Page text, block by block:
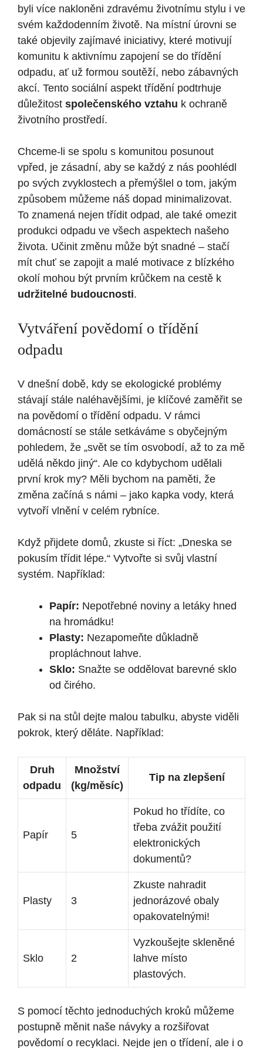
byli více nakloněni zdravému životnímu stylu i ve
svém každodenním životě. Na místní úrovni se
také objevily zajímavé iniciativy, které motivují
komunitu k aktivnímu zapojení se do třídění
odpadu, ať už formou soutěží, nebo zábavných
akcí. Tento sociální aspekt třídění podtrhuje
důležitost společenského vztahu k ochraně
životního prostředí.
Chceme-li se spolu s komunitou posunout
vpřed, je zásadní, aby se každý z nás poohlédl
po svých zvyklostech a přemýšlel o tom, jakým
způsobem můžeme náš dopad minimalizovat.
To znamená nejen třídit odpad, ale také omezit
produkci odpadu ve všech aspektech našeho
života. Učinit změnu může být snadné – stačí
mít chuť se zapojit a malé motivace z blízkého
okolí mohou být prvním krůčkem na cestě k
udržitelné budoucnosti.
Vytváření povědomí o třídění
odpadu
V dnešní době, kdy se ekologické problémy
stávají stále naléhavějšími, je klíčové zaměřit se
na povědomí o třídění odpadu. V rámci
domácností se stále setkáváme s obyčejným
pohledem, že „svět se tím osvobodí, až to za mě
udělá někdo jiný“. Ale co kdybychom udělali
první krok my? Měli bychom na paměti, že
změna začíná s námi – jako kapka vody, která
vytvoří vlnění v celém rybníce.
Když přijdete domů, zkuste si říct: „Dneska se
pokusím třídit lépe.“ Vytvořte si svůj vlastní
systém. Například:
Papír: Nepotřebné noviny a letáky hned
na hromádku!
Plasty: Nezapomeňte důkladně
propláchnout lahve.
Sklo: Snažte se oddělovat barevné sklo
od čirého.
Pak si na stůl dejte malou tabulku, abyste viděli
pokrok, který děláte. Například:
Druh
odpadu
Množství
(kg/měsíc)
Tip na zlepšení
Papír 5
Pokud ho třídíte, co
třeba zvážit použití
elektronických
dokumentů?
Plasty 3
Zkuste nahradit
jednorázové obaly
opakovatelnými!
Sklo 2
Vyzkoušejte skleněné
lahve místo
plastových.
S pomocí těchto jednoduchých kroků můžeme
postupně měnit naše návyky a rozšiřovat
povědomí o recyklaci. Nejde jen o třídení, ale i o